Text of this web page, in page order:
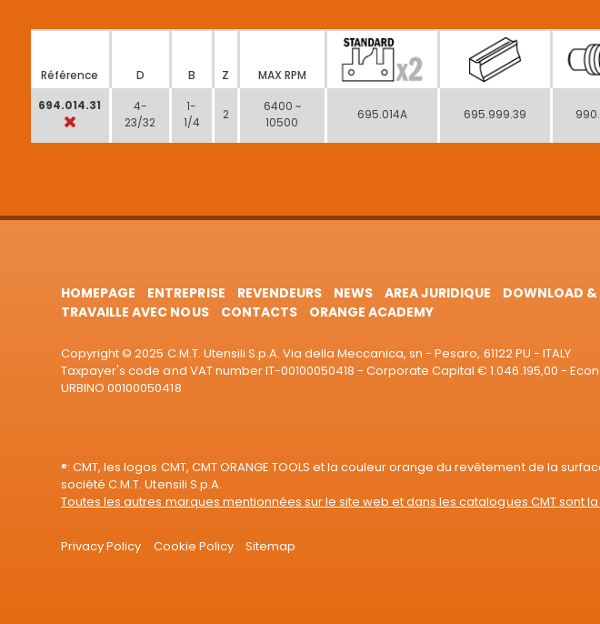
Référence D B Z
MAX RPM
694.014.31
4-
23/32
1-
1/4
2
6400 ~
10500
695.014A 695.999.39
HOMEPAGE ENTREPRISE REVENDEURS NEWS AREA JURIDIQUE DOWNLOAD &
TRAVAILLE AVEC NOUS
CONTACTS ORANGE ACADEMY
Copyright © 2025 C.M.T. Utensili S.p.A. Via della Meccanica, sn - Pesaro, 61122 PU - ITALY
Taxpayer's code and VAT number IT-00100050418 - Corporate Capital € 1.046.195,00 -
URBINO 00100050418
®: CMT, les logos CMT, CMT ORANGE TOOLS et la couleur orange du revêtement de la
société C.M.T. Utensili S.p.A.
Toutes les autres marques mentionnées sur le site web et dans les catalogues CMT sont
Privacy Policy Cookie Policy Sitemap